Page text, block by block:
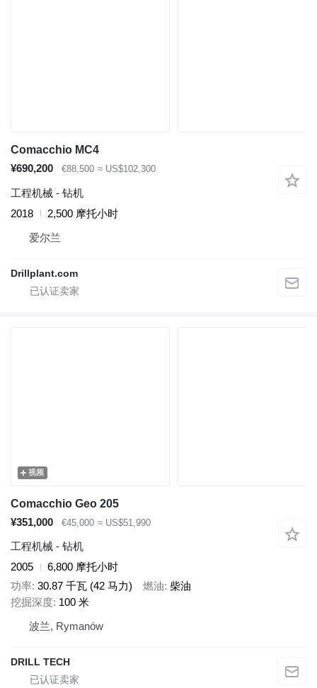
Comacchio MC4
¥690,200
€88,500 ≈ US$102,300
工程机械 - 钻机
2018
2,500 摩托小时
爱尔兰
Drillplant.com
视频
Comacchio Geo 205
¥351,000
€45,000 ≈ US$51,990
工程机械 - 钻机
2005
6,800 摩托小时
功率 30.87 千瓦 (42 马力) 燃油 柴油
挖掘深度 100 米
波兰, Rymanów
DRILL TECH